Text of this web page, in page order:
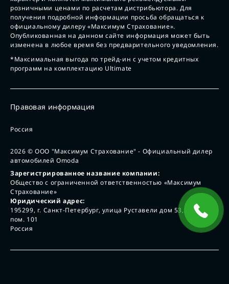
розничными ценами по расчетам дистрибьютора. Для
получения подробной информации просьба обращаться к
официальному дилеру «Максимум Страхование».
Опубликованная на данном сайте информация может быть
изменена в любое время без предварительного уведомления.
*Максимальная выгода по трейд-ин с учетом кредитных
программ на комплектацию Ultimate
Правовая информация
Россия
2026 © ООО "Максимум Страхование" - Официальный дилер
автомобилей Omoda
Зарегистрированное название компании:
Общество с ограниченной ответственностью «Максимум
Страхование»
Юридический адрес:
195299, г. Санкт-Петербург, улица Руставели дом 53, лит А,
пом. 101
Россия